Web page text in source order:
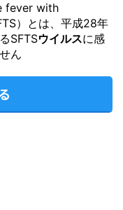
fever with
）とは、平成28年
SFTSウイルスに感
ん